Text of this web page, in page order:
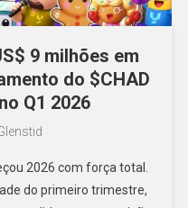
9 milhões em
do $CHAD
Q1 2026
2026 com força total.
do primeiro trimestre,